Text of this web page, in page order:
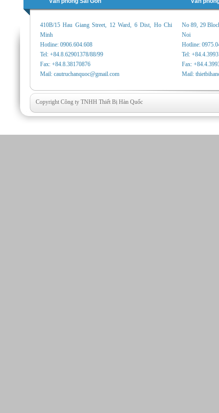
410B/15 Hau Giang Street, 12 Ward, 6 Dist, Ho Chi
Minh
Hotline: 0906.604.608
Tel: +84.8.62901378/88/99
Fax: +84.8.38170876
Mail: cautruchanquoc@gmail.com
No 89, 29
Noi
Hotline:
Tel:
Fax:
Mail:
Copyright Công ty TNHH Thiết Bị Hàn Quốc